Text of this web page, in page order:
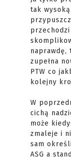
tak wysoką
naprawdę,
zupełna
PTW co
kolejny
W
cichą
może
zmaleje i
sam
ASG a